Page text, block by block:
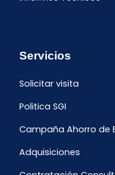
Servicios
Solicitar visita
Politica SGI
Campaña Ahorro de
Adquisiciones